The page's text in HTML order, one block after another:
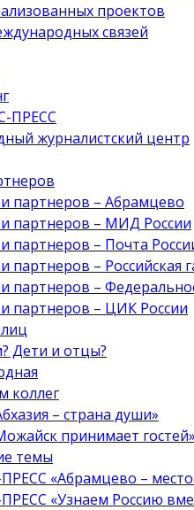
проектов
связей
ПРЕСС
журналистский центр
партнеров – Абрамцево
партнеров – МИД России
партнеров – Почта
партнеров – Российская
партнеров –
партнеров – ЦИК России
Дети и отцы?
коллег
– страна души»
принимает гостей»
темы
«Абрамцево –
«Узнаем Россию